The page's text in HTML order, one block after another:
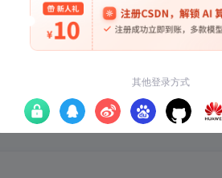
是避免80%新手卡点的黄金法则：